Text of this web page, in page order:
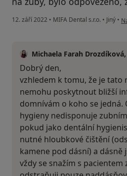
12. září 2022 • MIFA Dental s.r.o. • Jiný •
Michaela Farah Drozdíková,
Dobrý den,
vzhledem k tomu, že je tato
nemohu poskytnout bližší
domnívám o koho se
hygieny nedisponuje
pokud jako dentální
nutné hloubkové čištění
kamene pod dásní) a dásně
vždy se snažím s pacientem